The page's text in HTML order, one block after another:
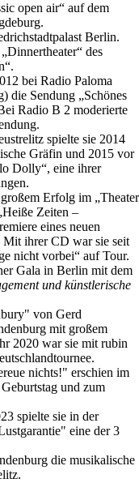
open air“ auf dem
Berlin.
des
bei Radio Paloma
die Sendung „Schönes
Radio B 2 moderierte
spielte sie 2014
Gräfin und 2015 vor
Dolly“, eine ihrer
Erfolg im „Theater
Zeiten –
eines neuen
Mit ihrer CD war sie seit
nicht vorbei“ auf Tour.
Gala in Berlin mit dem
und künstlerische
von Gerd
mit großem
2020 war sie mit rubin
nichts!" erschien im
und zum
spielte sie in der
eine der 3
die musikalische